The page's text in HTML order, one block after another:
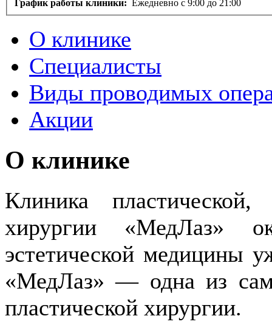
График работы клиники: Ежедневно с 9:00 до 21:00
О клинике
Специалисты
Виды проводимых
Акции
О клинике
Клиника
хирургии «МедЛаз»
эстетической медицины
«МедЛаз» — одна из
пластической хирургии.